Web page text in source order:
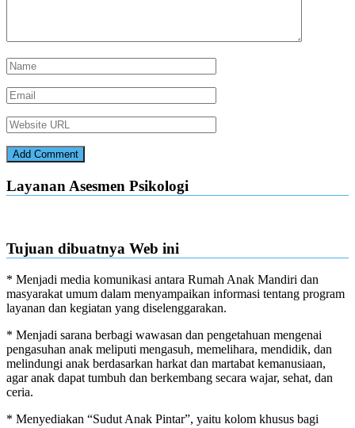
Layanan Asesmen Psikologi
Tujuan dibuatnya Web ini
* Menjadi media komunikasi antara Rumah Anak Mandiri dan
masyarakat umum dalam menyampaikan informasi tentang program
layanan dan kegiatan yang diselenggarakan.
* Menjadi sarana berbagi wawasan dan pengetahuan mengenai
pengasuhan anak meliputi mengasuh, memelihara, mendidik, dan
melindungi anak berdasarkan harkat dan martabat kemanusiaan,
agar anak dapat tumbuh dan berkembang secara wajar, sehat, dan
ceria.
* Menyediakan “Sudut Anak Pintar”, yaitu kolom khusus bagi